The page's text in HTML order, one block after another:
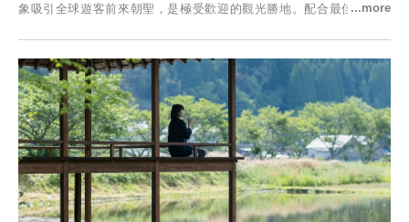
象吸引全球遊客前來朝聖，是極受歡迎的觀光勝地。配合最佳觀雪時
「冬季櫻花燈光秀」。